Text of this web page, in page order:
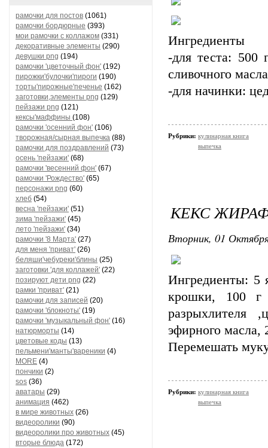
рамочки для постов (1061)
рамочки бордюрные (393)
мои рамочки с коллажом (331)
декоративные элементы (290)
девушки png (194)
рамочки 'цветочный фон' (192)
пирожки'булочки'пироги (190)
торты'пирожные'печенье (162)
заготовки,элементы png (129)
пейзажи png (121)
кексы'маффины (108)
рамочки 'осенний фон' (106)
творожная/сырная выпечка (88)
рамочки для поздравлений (73)
осень 'пейзажи' (68)
рамочки 'весенний фон' (67)
рамочки 'Рождество' (65)
персонажи png (60)
хлеб (54)
весна 'пейзажи' (51)
зима 'пейзажи' (45)
лето 'пейзажи' (34)
рамочки '8 Марта' (27)
для меня 'приват' (26)
беляши'чебуреки'блины (25)
заготовки 'для коллажей' (22)
позируют дети png (22)
рамки 'приват' (21)
рамочки для записей (20)
рамочки 'блокноты' (19)
рамочки 'музыкальный фон' (16)
натюрморты (14)
цветовые коды (13)
пельмени'манты'вареники (4)
MORE (4)
пончики (2)
sos (36)
аватары (29)
анимация (462)
в мире животных (26)
видеоролики (90)
видеоролики про животных (45)
вторые блюда (172)
Ингредиенты
-для теста:
сливочного
-для начинки:
Рубрики: кулинарная книга
выпечка
КЕКС
Вторник, 01
Ингредиенты: 5
крошки, 100 г
разрыхлителя
эфирного масла,
Перемешать
Рубрики: кулинарная книга
выпечка